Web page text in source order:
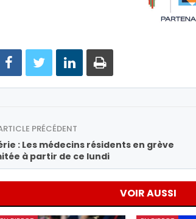
PRÉCÉDENT
: Les médecins résidents en grève
à partir de ce lundi
VOIR AUSSI